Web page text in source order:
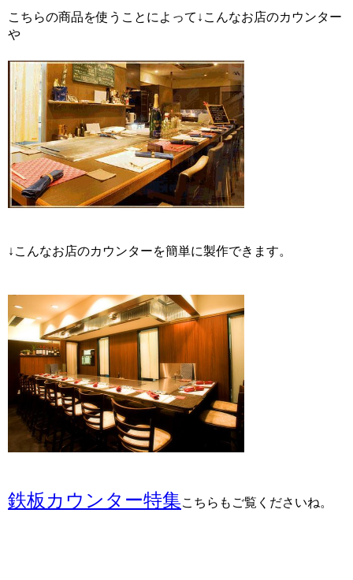
こちらの商品を使うことによって↓こんなお店のカウンター
や
↓こんなお店のカウンターを簡単に製作できます。
鉄板カウンター特集こちらもご覧くださいね。